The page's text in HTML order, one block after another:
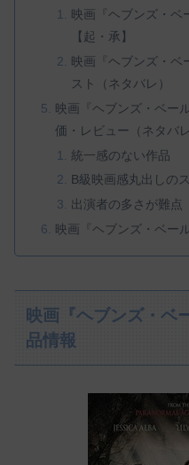
映画『ヘブンズ・ベ
【起・承】
映画『ヘブンズ・ベ
スト（ネタバレ）
映画『ヘブンズ・ベー
価・レビュー（ネタバレ
統一感のない作品
B級映画感丸出しの
出演者の多さが難点
映画『ヘブンズ・ベー
映画『ヘブンズ・ベ
品情報